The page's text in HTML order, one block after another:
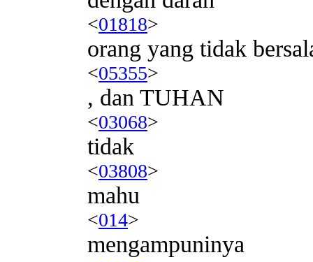
<01818>
orang yang tidak
<05355>
, dan TUHAN
<03068>
tidak
<03808>
mahu
<014>
mengampuninya